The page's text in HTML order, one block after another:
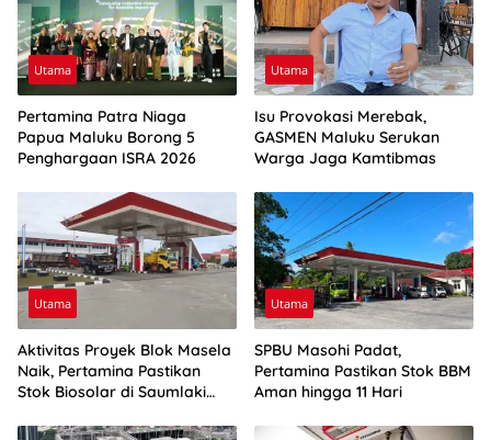
Utama
Pertamina Patra Niaga
Papua Maluku Borong 5
Penghargaan ISRA 2026
Utama
Isu Provokasi Merebak,
GASMEN Maluku Serukan
Warga Jaga Kamtibmas
Utama
Aktivitas Proyek Blok Masela
Naik, Pertamina Pastikan
Stok Biosolar di Saumlaki
Utama
SPBU Masohi Padat,
Pertamina Pastikan Stok BBM
Aman hingga 11 Hari